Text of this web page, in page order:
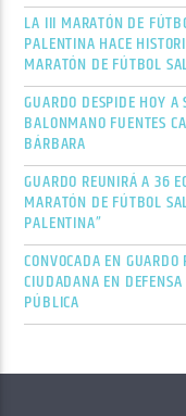
LA III MARATÓN DE
PALENTINA HACE
MARATÓN DE FÚTBOL
GUARDO DESPIDE HOY
BALONMANO FUENTES
BÁRBARA
GUARDO REUNIRÁ A 36
MARATÓN DE FÚTBOL
PALENTINA”
CONVOCADA EN
CIUDADANA EN
PÚBLICA